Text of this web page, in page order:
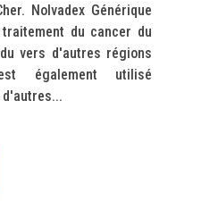
Nolvadex Générique
du cancer du
vers d'autres régions
également utilisé